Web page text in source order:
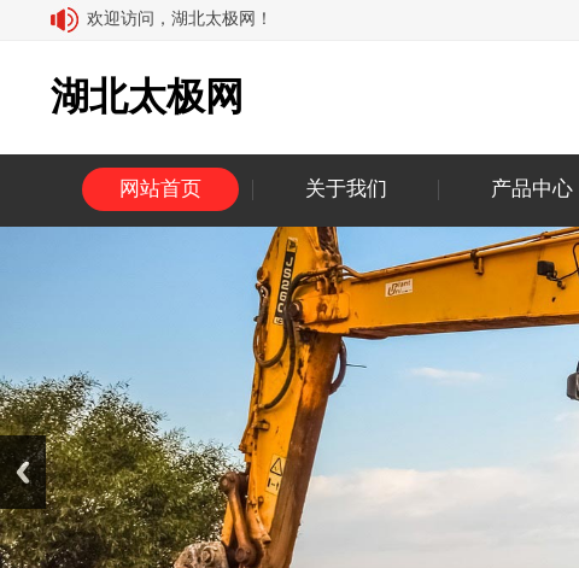
欢迎访问，湖北太极网！
湖北太极网
网站首页 关于我们 产品中心